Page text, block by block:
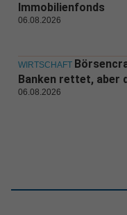
Immobilienfonds
06.08.2026
WIRTSCHAFT
Banken rettet, aber
06.08.2026